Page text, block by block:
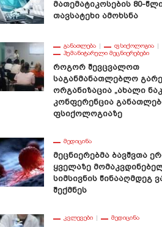
Მათემატიკოსების 80-
Თავსატეხი Ამოხსნა
ᲒᲐᲜᲐᲗᲚᲔᲑᲐ
ᲤᲡᲘᲥᲝᲚᲝᲒᲘᲐ
ᲰᲣᲛᲐᲜᲘᲢᲐᲠᲣᲚᲘ ᲛᲔᲪᲜᲘᲔᲠᲔᲑᲔᲑᲘ
Როგორ Შევცვალოთ
Საგანმანათლებლო
Ორგანიზაცია „ახალი
Კონფერენცია
Ფსიქოლოგიაზე
ᲛᲔᲓᲘᲪᲘᲜᲐ
Მეცნიერებმა Ბავშვთა
Ყველაზე
Სიმსივნის Წინააღმდეგ
Შექმნეს
ᲙᲕᲚᲔᲕᲔᲑᲘ ᲛᲔᲓᲘᲪᲘᲜᲐ